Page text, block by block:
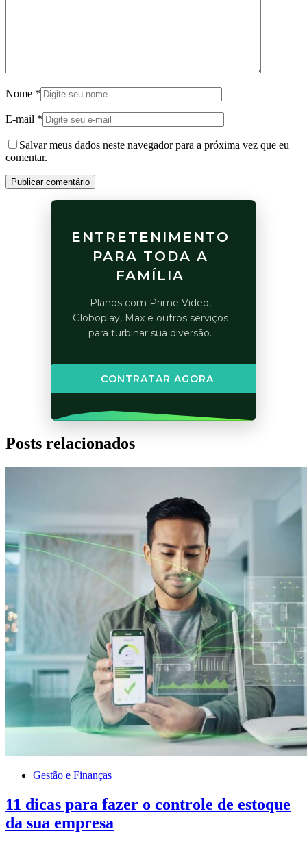
Nome *
E-mail *
Salvar meus dados neste navegador para a próxima vez que eu
comentar.
Publicar comentário
ENTRETENIMENTO
PARA TODA A
FAMÍLIA
Planos com Prime Video,
Globoplay, Max e outros serviços
para turbinar sua diversão.
CONTRATAR AGORA
Posts relacionados
Gestão e Finanças
11 dicas para fazer o controle de estoque
da sua empresa